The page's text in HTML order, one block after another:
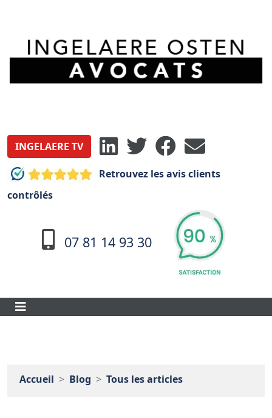
INGELAERE TV
Retrouvez les avis clients
contrôlés
07 81 14 93 30
Accueil Blog Tous les articles